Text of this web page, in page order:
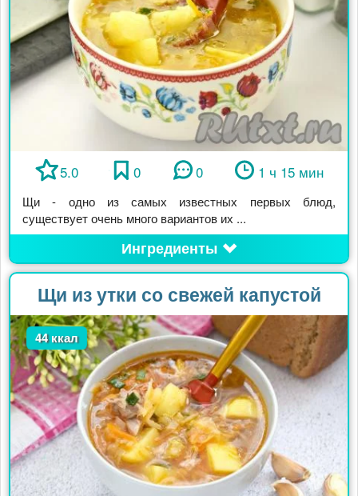
5.0 0 0 1 ч 15 мин
Щи - одно из самых известных первых блюд,
существует очень много вариантов их ...
Ингредиенты
Щи из утки со свежей капустой
44 ккал